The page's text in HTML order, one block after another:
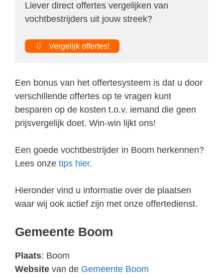
Liever direct offertes vergelijken van
vochtbestrijders uit jouw streek?
Vergelijk offertes!
Een bonus van het offertesysteem is dat u door
verschillende offertes op te vragen kunt
besparen op de kosten t.o.v. iemand die geen
prijsvergelijk doet. Win-win lijkt ons!
Een goede vochtbestrijder in Boom herkennen?
Lees onze tips hier.
Hieronder vind u informatie over de plaatsen
waar wij ook actief zijn met onze offertedienst.
Gemeente Boom
Plaats: Boom
Website van de Gemeente Boom